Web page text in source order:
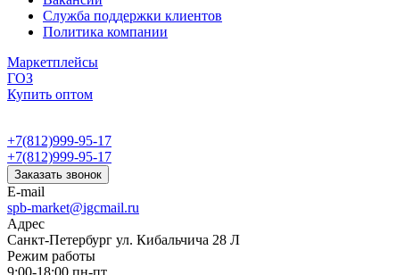
Служба поддержки клиентов
Политика компании
Маркетплейсы
ГОЗ
Купить оптом
+7(812)999-95-17
+7(812)999-95-17
Заказать звонок
E-mail
spb-market@igcmail.ru
Адрес
Санкт-Петербург ул. Кибальчича 28 Л
Режим работы
9:00-18:00 пн-пт